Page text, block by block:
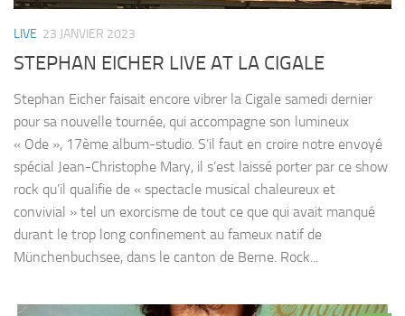
LIVE 23 JANVIER 2023
STEPHAN EICHER LIVE AT LA CIGALE
Stephan Eicher faisait encore vibrer la Cigale samedi dernier
pour sa nouvelle tournée, qui accompagne son lumineux
« Ode », 17ème album-studio. S’il faut en croire notre envoyé
spécial Jean-Christophe Mary, il s’est laissé porter par ce show
rock qu’il qualifie de « spectacle musical chaleureux et
convivial » tel un exorcisme de tout ce que qui avait manqué
durant le trop long confinement au fameux natif de
Münchenbuchsee, dans le canton de Berne. Rock...